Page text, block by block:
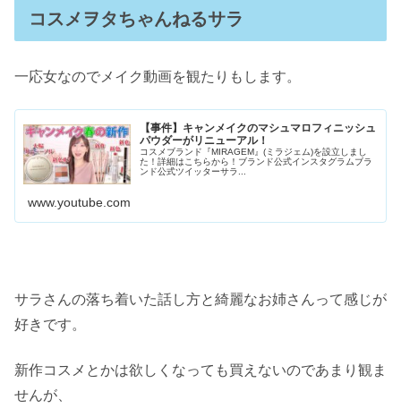
コスメヲタちゃんねるサラ
一応女なのでメイク動画を観たりもします。
【事件】キャンメイクのマシュマロフィニッシュ
パウダーがリニューアル！
コスメブランド『MIRAGEM』(ミラジェム)を設立しまし
た！詳細はこちらから！ブランド公式インスタグラムブラ
ンド公式ツイッターサラ...
www.youtube.com
サラさんの落ち着いた話し方と綺麗なお姉さんって感じが
好きです。
新作コスメとかは欲しくなっても買えないのであまり観ま
せんが、